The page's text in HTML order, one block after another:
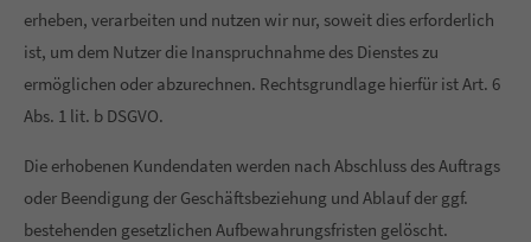
erheben, verarbeiten und nutzen wir nur, soweit dies erforderlich
ist, um dem Nutzer die Inanspruchnahme des Dienstes zu
ermöglichen oder abzurechnen. Rechtsgrundlage hierfür ist Art. 6
Abs. 1 lit. b DSGVO.
Die erhobenen Kundendaten werden nach Abschluss des Auftrags
oder Beendigung der Geschäftsbeziehung und Ablauf der ggf.
bestehenden gesetzlichen Aufbewahrungsfristen gelöscht.